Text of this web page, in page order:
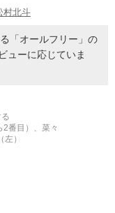
村北斗
「オールフリー」の
ューに応じていま
2番目）、菜々
）